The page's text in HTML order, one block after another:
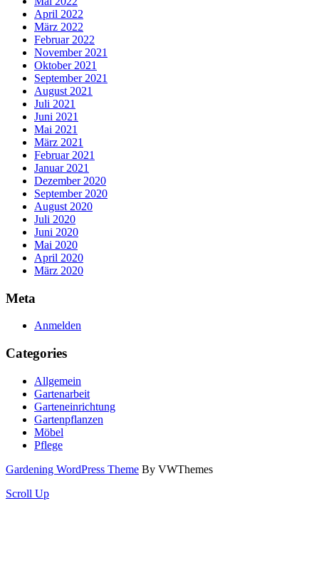
April 2022
März 2022
Februar 2022
November 2021
Oktober 2021
September 2021
August 2021
Juli 2021
Juni 2021
Mai 2021
März 2021
Februar 2021
Januar 2021
Dezember 2020
September 2020
August 2020
Juli 2020
Juni 2020
Mai 2020
April 2020
März 2020
Meta
Anmelden
Categories
Allgemein
Gartenarbeit
Garteneinrichtung
Gartenpflanzen
Möbel
Pflege
Gardening WordPress Theme By VWThemes
Scroll Up